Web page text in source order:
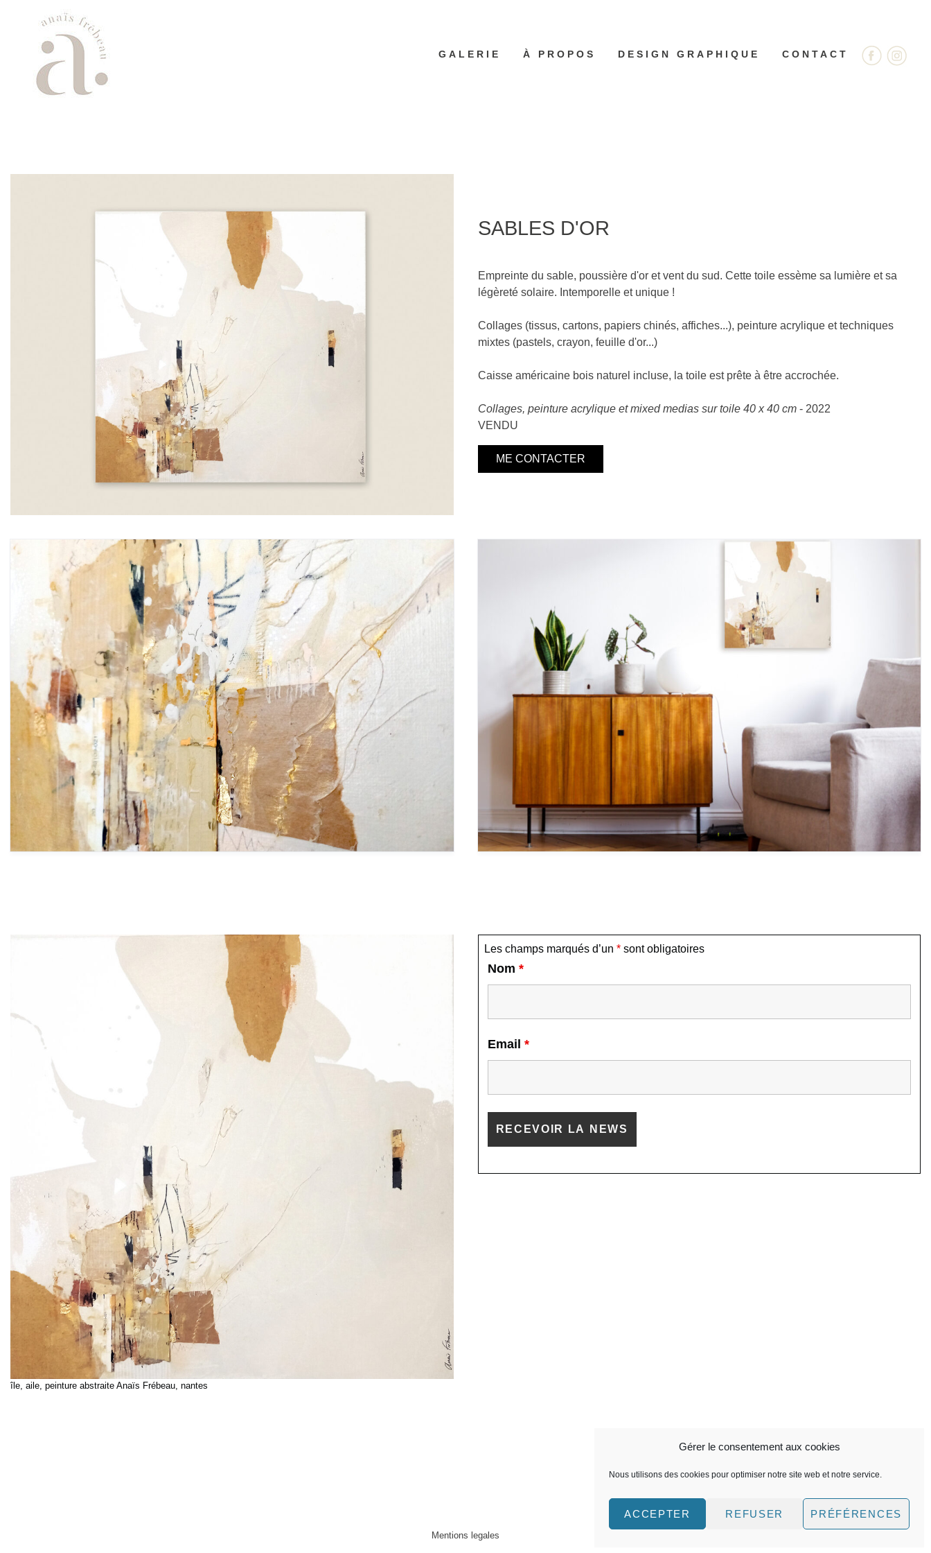
Gérer le consentement aux cookies
Nous utilisons des cookies pour optimiser notre site web et notre service.
ACCEPTER REFUSER PRÉFÉRENCES
GALERIE À PROPOS DESIGN GRAPHIQUE CONTACT
SABLES D'OR
Empreinte du sable, poussière d'or et vent du sud. Cette toile essème sa lumière et sa
légèreté solaire. Intemporelle et unique !
Collages (tissus, cartons, papiers chinés, affiches...), peinture acrylique et techniques
mixtes (pastels, crayon, feuille d'or...)
Caisse américaine bois naturel incluse, la toile est prête à être accrochée.
Collages, peinture acrylique et mixed medias sur toile 40 x 40 cm- 2022
VENDU
ME CONTACTER
île, aile, peinture abstraite Anaïs Frébeau, nantes
Les champs marqués d’un *sont obligatoires
Nom *
Email *
Mentions legales